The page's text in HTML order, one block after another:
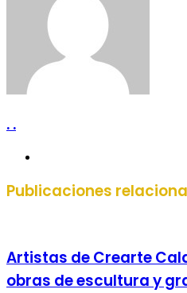
. .
Publicaciones
Artistas de Crearte
obras de escultura y